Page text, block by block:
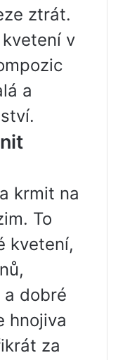
ztrát.
v
a
krmit na
To
kvetení,
dobré
hnojiva
za